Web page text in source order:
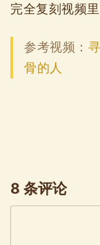
完全复刻视频里
参考视频：
骨的人
8 条评论